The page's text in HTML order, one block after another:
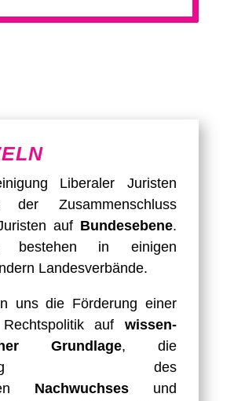
Liberaler Juristen
Zusammen­schluss
auf Bundes­ebene.
bestehen in einigen
Landes­verbände.
uns die Förderung einer
Rechtspolitik aufwissen­
Grundlage, die
des
Nachwuchses und